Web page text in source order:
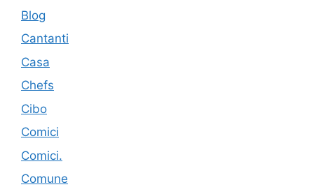
Blog
Cantanti
Casa
Chefs
Cibo
Comici
Comici.
Comune